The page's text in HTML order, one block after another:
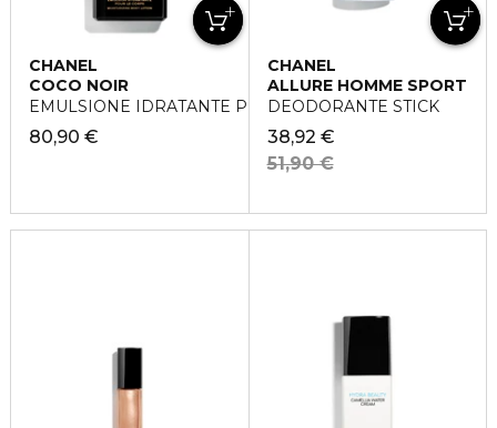
CHANEL
COCO NOIR
EMULSIONE IDRATANTE PER IL CORPO
80,90 €
CHANEL
ALLURE HOMME SPORT
DEODORANTE STICK
38,92 €
51,90 €